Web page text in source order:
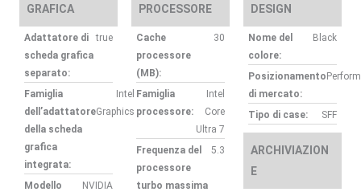
3YW
quantità
GRAFICA
Adattatore di
scheda grafica
separato:
true
Famiglia
dell’adattatore
della scheda
grafica
integrata:
Intel
Graphics
Modello
NVIDIA
PROCESSORE
Cache
processore
(MB):
30
Famiglia
processore:
Intel
Core
Ultra 7
Frequenza del
processore
turbo massima
5.3
DESIGN
Nome del
colore:
Black
Posizionamento
di mercato:
Tipo di case: SFF
ARCHIVIAZION
E